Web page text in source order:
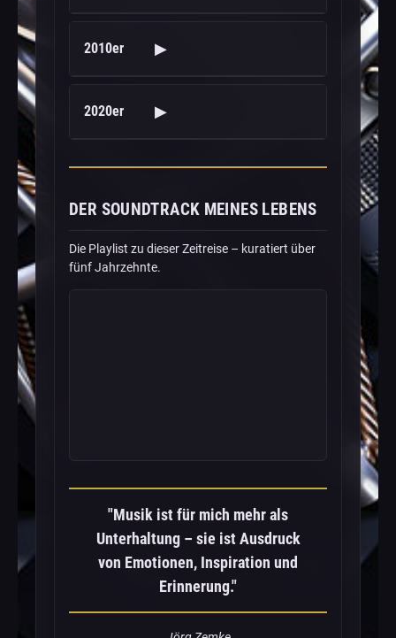
2010er ▶
2020er ▶
DER SOUNDTRACK MEINES LEBENS
Die Playlist zu dieser Zeitreise – kuratiert über
fünf Jahrzehnte.
"Musik ist für mich mehr als
Unterhaltung – sie ist Ausdruck
von Emotionen, Inspiration und
Erinnerung."